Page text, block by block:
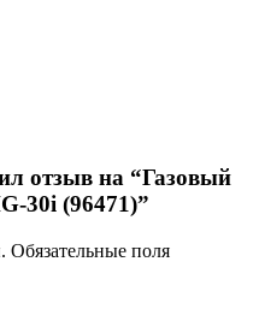
отзыв на “Газовый
30i (96471)”
Обязательные поля